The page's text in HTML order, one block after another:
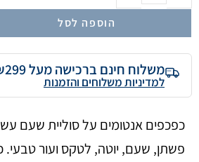
הוספה לסל
משלוח חינם ברכישה מעל ₪299
למדיניות משלוחים והזמנות
פשתן, שעם, יוטה, לטקס ועור